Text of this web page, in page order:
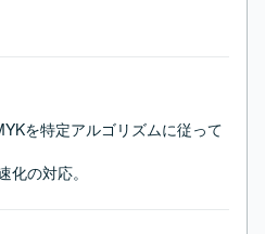
を特定アルゴリズムに従って
化の対応。